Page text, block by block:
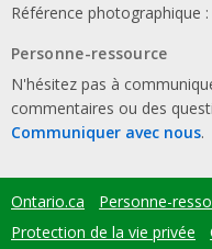
Référence photographique
Personne-ressource
N'hésitez pas à
commentaires ou des
Communiquer avec nous.
Footer
menu
Ontario.ca Personne-
Protection de la vie privée